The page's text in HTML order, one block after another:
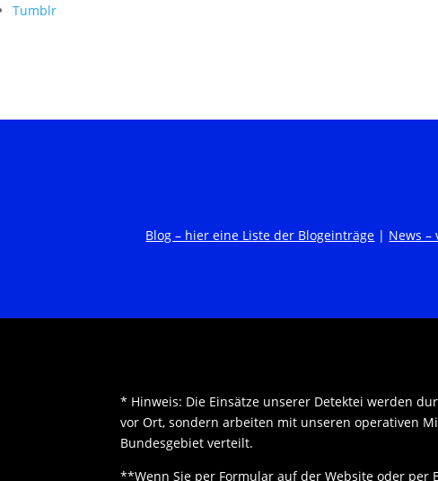
Tumblr
Blog – hier eine Liste der Blogeinträge | News –
* Hinweis: Die Einsätze unserer Detektei werden
vor Ort, sondern arbeiten mit unseren operativen
Bundesgebiet verteilt.
**Wenn Sie per Formular auf der Website oder per